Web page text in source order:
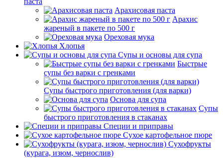
Арахисовая паста
Арахис
жареный в пакете по 500 г
Ореховая мука
Хлопья
Супы и основы для супа
Быстрые
супы без варки с гренками
Супы быстрого приготовления (для варки)
Основа для супа
Супы
быстрого приготовления в стаканах
Специи и приправы
Сухое картофельное пюре
Сухофрукты
(курага, изюм, чернослив)